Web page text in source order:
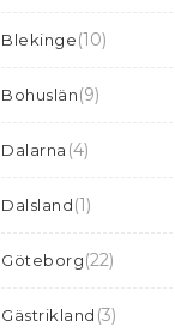
Blekinge(10)
Bohuslän(9)
Dalarna (4)
Dalsland(1)
Göteborg(22)
Gästrikland (3)